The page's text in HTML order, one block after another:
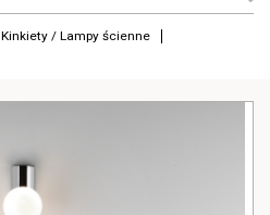
Kinkiety / Lampy ścienne